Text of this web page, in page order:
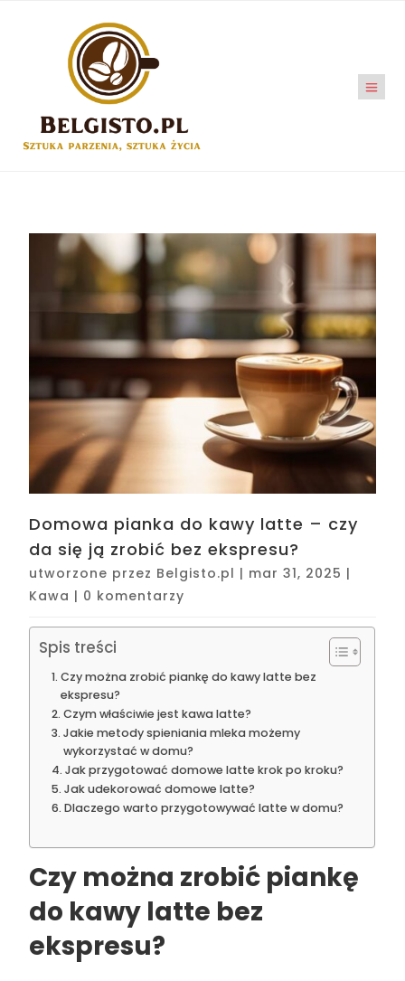
Domowa pianka do kawy latte – czy
da się ją zrobić bez ekspresu?
utworzone przez Belgisto.pl | mar 31, 2025 |
Kawa | 0 komentarzy
Spis treści
Czy można zrobić piankę do kawy latte bez
ekspresu?
Czym właściwie jest kawa latte?
Jakie metody spieniania mleka możemy
wykorzystać w domu?
Jak przygotować domowe latte krok po kroku?
Jak udekorować domowe latte?
Dlaczego warto przygotowywać latte w domu?
Czy można zrobić piankę
do kawy latte bez
ekspresu?